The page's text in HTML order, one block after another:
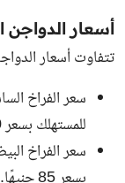
أسعار الدواجن
تتفاوت أسعار
للمستهلك بسعر 110 جنيهات للكيلو.